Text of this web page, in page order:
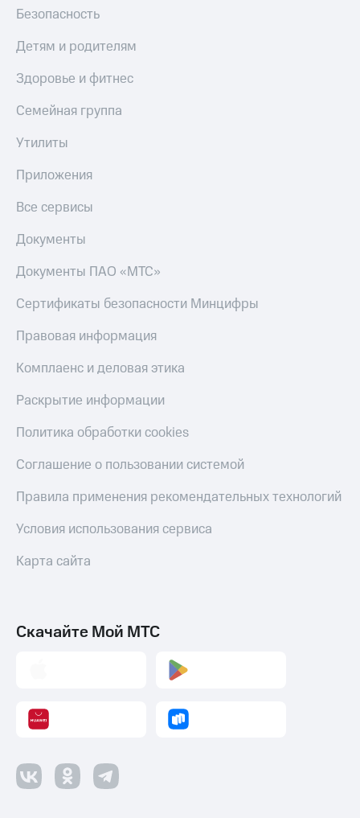
Деньги
МТС
Накопления
Откладывайте
деньги
и получайте
и
номер
автоплатежа
Пополнить
номер
другого
оператора
Оплата
интернета
и
с
на карту
МТС Pay
коду
за границей
Умные
часы
товаров
Скидки
до 40%
на смартфоны
при
Безопасность
Детям и родителям
Здоровье и фитнес
Семейная группа
Утилиты
Приложения
Все сервисы
Документы
Документы ПАО «МТС»
Сертификаты безопасности Минцифры
Правовая информация
Комплаенс и деловая этика
Раскрытие информации
Политика обработки cookies
Соглашение о пользовании системой
Правила применения рекомендательных технологий
Условия использования сервиса
Карта сайта
Скачайте Мой МТС